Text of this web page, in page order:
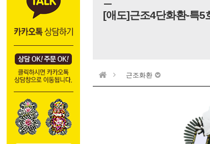
[애도]근조4단화환-특5
근조화환